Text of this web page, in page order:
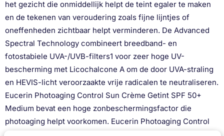
het gezicht die onmiddellijk helpt de teint egaler te maken
en de tekenen van veroudering zoals fijne lijntjes of
oneffenheden zichtbaar helpt verminderen. De Advanced
Spectral Technology combineert breedband- en
fotostabiele UVA-/UVB-filters1 voor zeer hoge UV-
bescherming met Licochalcone A om de door UVA-straling
en HEVIS-licht veroorzaakte vrije radicalen te neutraliseren.
Eucerin Photoaging Control Sun Crème Getint SPF 50+
Medium bevat een hoge zonbeschermingsfactor die
photoaging helpt voorkomen. Eucerin Photoaging Control